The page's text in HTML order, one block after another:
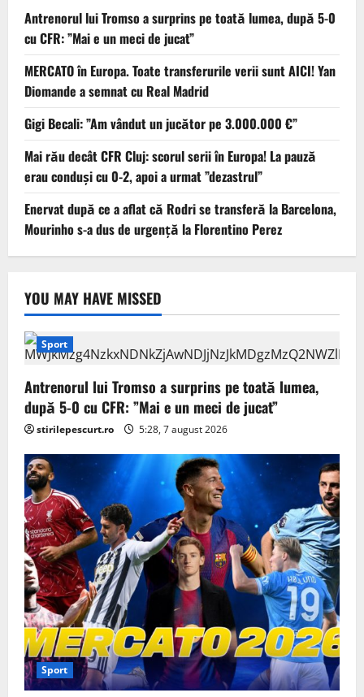
Antrenorul lui Tromso a surprins pe toată lumea, după 5-0
cu CFR: ”Mai e un meci de jucat”
MERCATO în Europa. Toate transferurile verii sunt AICI! Yan
Diomande a semnat cu Real Madrid
Gigi Becali: ”Am vândut un jucător pe 3.000.000 €”
Mai rău decât CFR Cluj: scorul serii în Europa! La pauză
erau conduși cu 0-2, apoi a urmat ”dezastrul”
Enervat după ce a aflat că Rodri se transferă la Barcelona,
Mourinho s-a dus de urgență la Florentino Perez
YOU MAY HAVE MISSED
Sport
Antrenorul lui Tromso a surprins pe toată lumea,
după 5-0 cu CFR: ”Mai e un meci de jucat”
stirilepescurt.ro 5:28, 7 august 2026
Sport